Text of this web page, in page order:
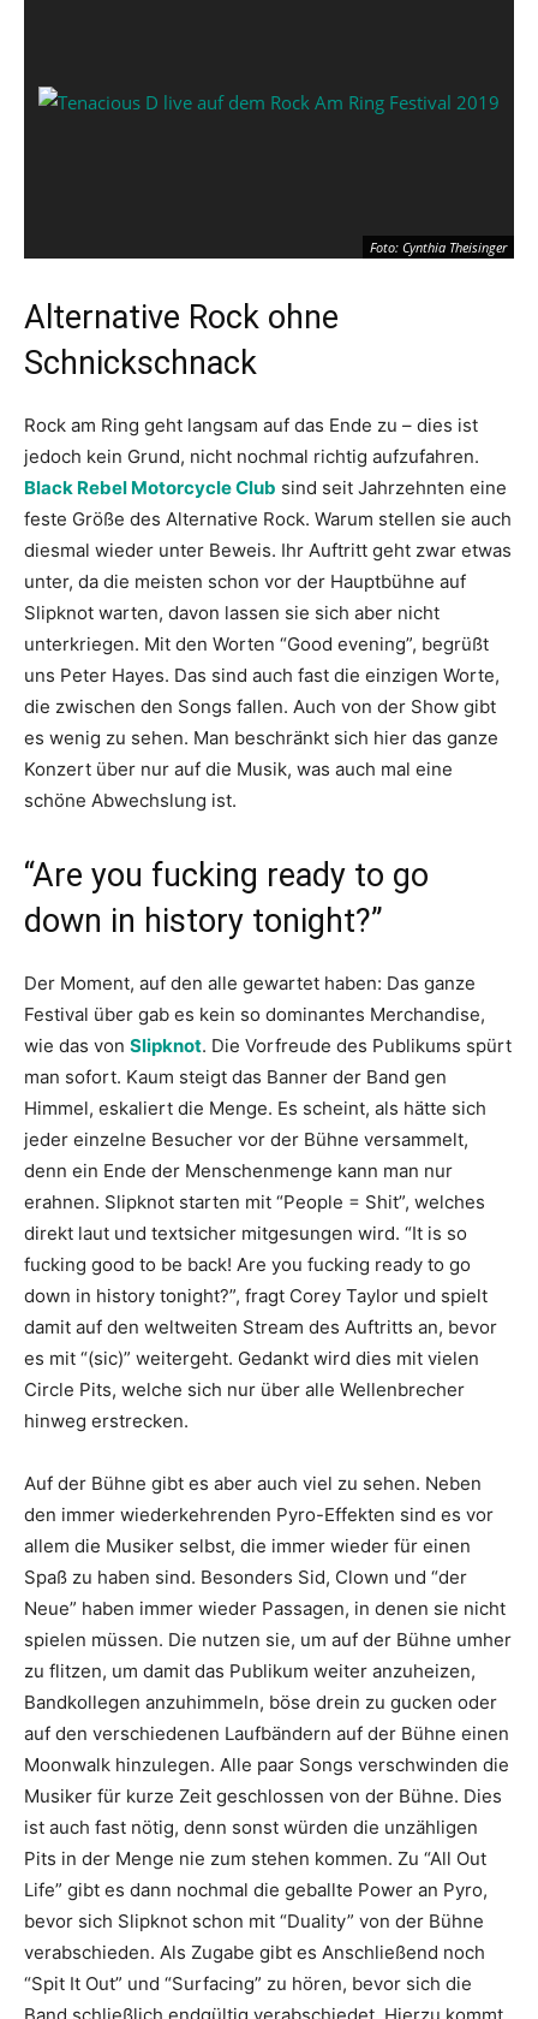
Foto: Cynthia Theisinger
Alternative Rock ohne
Schnickschnack
Rock am Ring geht langsam auf das Ende zu – dies ist
jedoch kein Grund, nicht nochmal richtig aufzufahren.
Black Rebel Motorcycle Club sind seit Jahrzehnten eine
feste Größe des Alternative Rock. Warum stellen sie auch
diesmal wieder unter Beweis. Ihr Auftritt geht zwar etwas
unter, da die meisten schon vor der Hauptbühne auf
Slipknot warten, davon lassen sie sich aber nicht
unterkriegen. Mit den Worten “Good evening”, begrüßt
uns Peter Hayes. Das sind auch fast die einzigen Worte,
die zwischen den Songs fallen. Auch von der Show gibt
es wenig zu sehen. Man beschränkt sich hier das ganze
Konzert über nur auf die Musik, was auch mal eine
schöne Abwechslung ist.
“Are you fucking ready to go
down in history tonight?”
Der Moment, auf den alle gewartet haben: Das ganze
Festival über gab es kein so dominantes Merchandise,
wie das von Slipknot. Die Vorfreude des Publikums spürt
man sofort. Kaum steigt das Banner der Band gen
Himmel, eskaliert die Menge. Es scheint, als hätte sich
jeder einzelne Besucher vor der Bühne versammelt,
denn ein Ende der Menschenmenge kann man nur
erahnen. Slipknot starten mit “People = Shit”, welches
direkt laut und textsicher mitgesungen wird. “It is so
fucking good to be back! Are you fucking ready to go
down in history tonight?”, fragt Corey Taylor und spielt
damit auf den weltweiten Stream des Auftritts an, bevor
es mit “(sic)” weitergeht. Gedankt wird dies mit vielen
Circle Pits, welche sich nur über alle Wellenbrecher
hinweg erstrecken.
Auf der Bühne gibt es aber auch viel zu sehen. Neben
den immer wiederkehrenden Pyro-Effekten sind es vor
allem die Musiker selbst, die immer wieder für einen
Spaß zu haben sind. Besonders Sid, Clown und “der
Neue” haben immer wieder Passagen, in denen sie nicht
spielen müssen. Die nutzen sie, um auf der Bühne umher
zu flitzen, um damit das Publikum weiter anzuheizen,
Bandkollegen anzuhimmeln, böse drein zu gucken oder
auf den verschiedenen Laufbändern auf der Bühne einen
Moonwalk hinzulegen. Alle paar Songs verschwinden die
Musiker für kurze Zeit geschlossen von der Bühne. Dies
ist auch fast nötig, denn sonst würden die unzähligen
Pits in der Menge nie zum stehen kommen. Zu “All Out
Life” gibt es dann nochmal die geballte Power an Pyro,
bevor sich Slipknot schon mit “Duality” von der Bühne
verabschieden. Als Zugabe gibt es Anschließend noch
“Spit It Out” und “Surfacing” zu hören, bevor sich die